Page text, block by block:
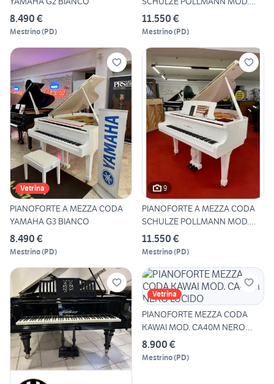
8.490 €
Mestrino(PD)
SU14
11.550 €
Mestrino(PD)
Vetrina
PIANOFORTE A MEZZA CODA
YAMAHA G3 BIANCO
8.490 €
Mestrino(PD)
9
PIANOFORTE A MEZZA CODA
SCHULZE POLLMANN MOD.
SU14
11.550 €
Mestrino(PD)
Vetrina
PIANOFORTE MEZZA CODA
KAWAI MOD. CA40M NERO
LUCIDO
8.900 €
Mestrino(PD)